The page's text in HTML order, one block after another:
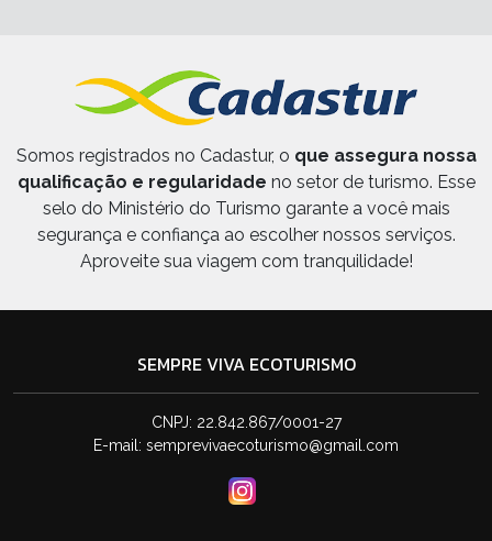
Somos registrados no Cadastur, o que assegura nossa
qualificação e regularidade no setor de turismo. Esse
selo do Ministério do Turismo garante a você mais
segurança e confiança ao escolher nossos serviços.
Aproveite sua viagem com tranquilidade!
SEMPRE VIVA ECOTURISMO
CNPJ: 22.842.867/0001-27
E-mail: semprevivaecoturismo@gmail.com